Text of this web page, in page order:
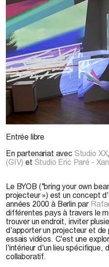
Entrée libre
En partenariat avec Studio XX
(GIV) et Studio Eric Paré -
Le BYOB ("bring your own
projecteur ») est un concept
années 2000 à Berlin par
différentes pays à travers le
trouver un endroit, inviter
d'apporter un projecteur et
essais vidéos. C'est une
l'intérieur d'un lieu spécifique,
collaboratif.